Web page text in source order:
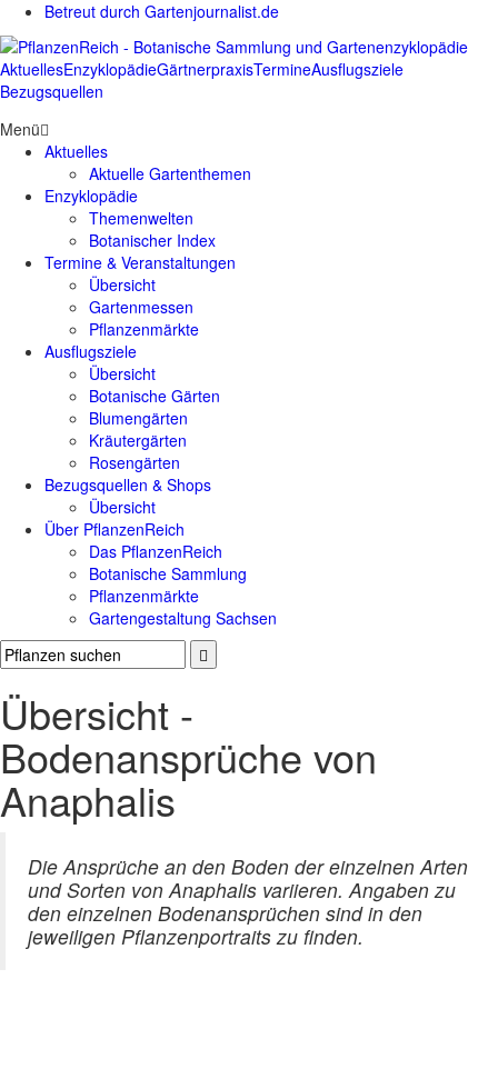
Betreut durch Gartenjournalist.de
AktuellesEnzyklopädieGärtnerpraxisTermineAusflugsziele
Bezugsquellen
Menü
Aktuelles
Aktuelle Gartenthemen
Enzyklopädie
Themenwelten
Botanischer Index
Termine & Veranstaltungen
Übersicht
Gartenmessen
Pflanzenmärkte
Ausflugsziele
Übersicht
Botanische Gärten
Blumengärten
Kräutergärten
Rosengärten
Bezugsquellen & Shops
Übersicht
Über PflanzenReich
Das PflanzenReich
Botanische Sammlung
Pflanzenmärkte
Gartengestaltung Sachsen
Übersicht -
Bodenansprüche von
Anaphalis
Die Ansprüche an den Boden der einzelnen Arten
und Sorten von Anaphalis variieren. Angaben zu
den einzelnen Bodenansprüchen sind in den
jeweiligen Pflanzenportraits zu finden.